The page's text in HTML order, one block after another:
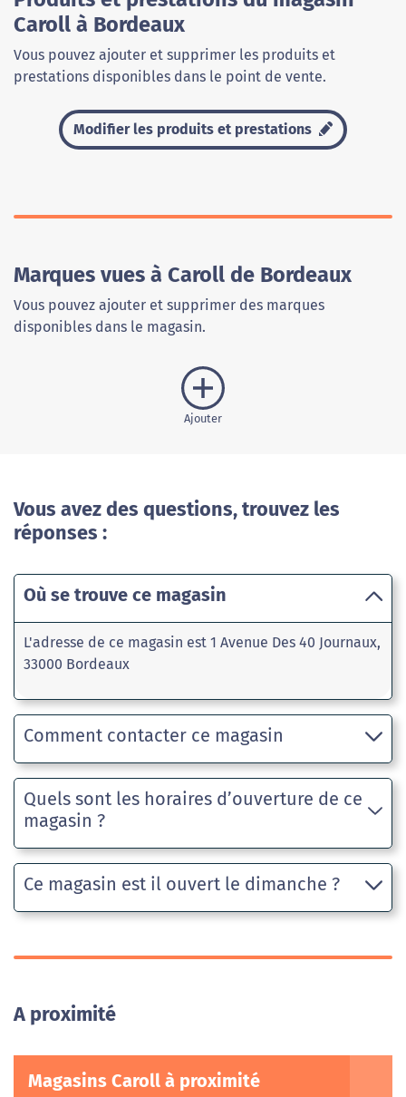
Caroll à Bordeaux
Vous pouvez ajouter et supprimer les produits et
prestations disponibles dans le point de vente.
Modifier les produits et prestations
Marques vues à Caroll de Bordeaux
Vous pouvez ajouter et supprimer des marques
disponibles dans le magasin.
Ajouter
Vous avez des questions, trouvez les
réponses :
Où se trouve ce magasin
L'adresse de ce magasin est 1 Avenue Des 40 Journaux,
33000 Bordeaux
Comment contacter ce magasin
Quels sont les horaires d’ouverture de ce
magasin ?
Ce magasin est il ouvert le dimanche ?
A proximité
Magasins Caroll à proximité